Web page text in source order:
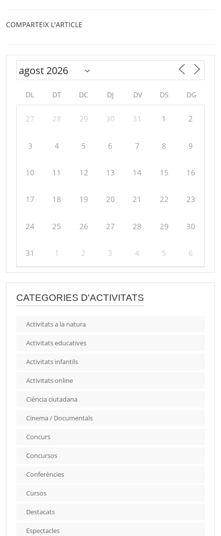
COMPARTEIX L'ARTICLE
DL DT DC DJ DV DS DG
27 28 29 30 31 1 2
3 4 5 6 7 8 9
10 11 12 13 14 15 16
17 18 19 20 21 22 23
24 25 26 27 28 29 30
31 1 2 3 4 5 6
CATEGORIES D'ACTIVITATS
Activitats a la natura
Activitats educatives
Activitats infantils
Activitats online
Ciència ciutadana
Cinema / Documentals
Concurs
Concursos
Conferències
Cursos
Destacats
Espectacles